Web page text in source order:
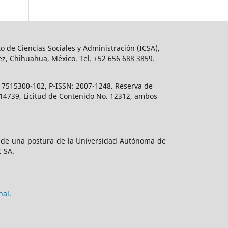
Ciencias Sociales y Administración (ICSA),
Chihuahua, México. Tel. +52 656 688 3859.
102, P-ISSN: 2007-1248. Reserva de
Licitud de Contenido No. 12312, ambos
una postura de la Universidad Autónoma de
.